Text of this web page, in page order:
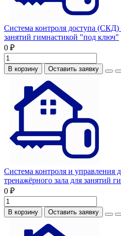
Система контроля доступа (СКД)
занятий гимнастикой "под ключ"
0 ₽
В корзину Оставить заявку
Система контроля и
тренажёрного зала для занятий
0 ₽
В корзину Оставить заявку